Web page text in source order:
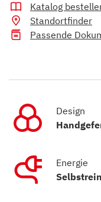
Katalog
Standortfinder
Passende
Design
Energie